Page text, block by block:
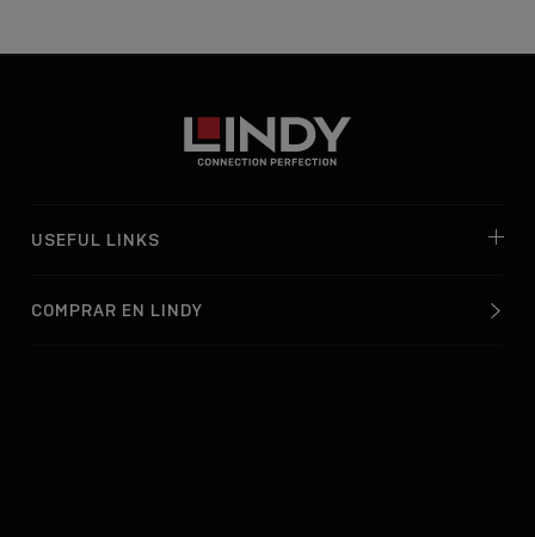
USEFUL LINKS
COMPRAR EN LINDY